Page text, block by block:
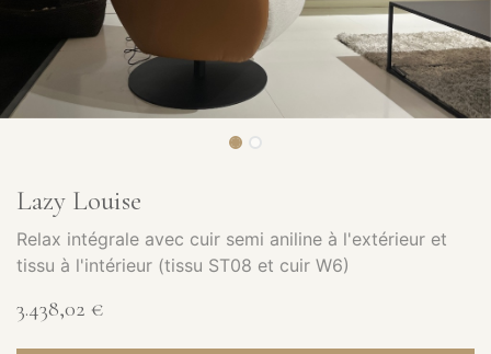
Lazy Louise
Relax intégrale avec cuir semi aniline à l'extérieur et
tissu à l'intérieur (tissu ST08 et cuir W6)
3.438,02 €